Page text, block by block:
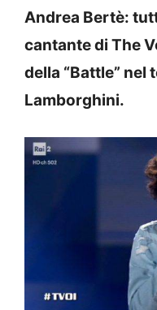
Andrea Bertè:
cantante di The
della “Battle” nel
Lamborghini.